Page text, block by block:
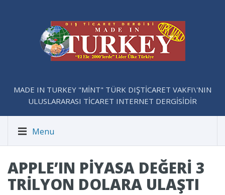
MADE IN TURKEY "MİNT" TÜRK DIŞTİCARET VAKFI\'NIN
ULUSLARARASI TİCARET INTERNET DERGİSİDİR
Menu
APPLE’IN PIYASA DEĞERI 3
TRILYON DOLARA ULAŞTI